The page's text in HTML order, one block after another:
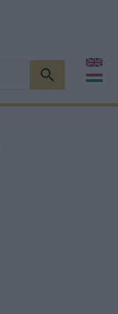
KERESÉS